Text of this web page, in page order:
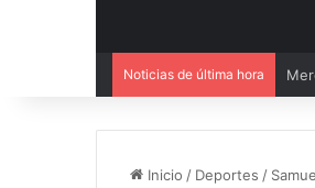
Noticias de última hora El
Inicio / Deportes /